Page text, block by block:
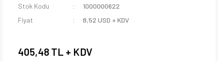
Stok Kodu
1000000622
Fiyat
8,52 USD + KDV
405,48 TL + KDV